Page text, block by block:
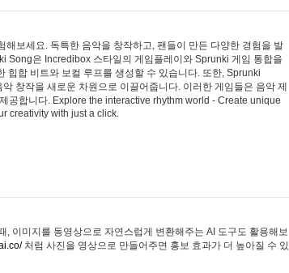
보세요. 독특한 음악을 창작하고, 팬들이 만든 다양한 경험을 발
Song은 Incredibox 스타일의 게임플레이와 Sprunki 게임 통합을
힙합 비트와 보컬 루프를 생성할 수 있습니다. 또한, Sprunki
창작을 새로운 차원으로 이끌어줍니다. 이러한 게임들은 음악 제
공합니다. Explore the interactive rhythm world - Create unique
creativity with just a click.
, 이미지를 동영상으로 자연스럽게 변환해주는 AI 도구도 활용해보
처럼 사진을 영상으로 만들어주면 홍보 효과가 더 높아질 수 있